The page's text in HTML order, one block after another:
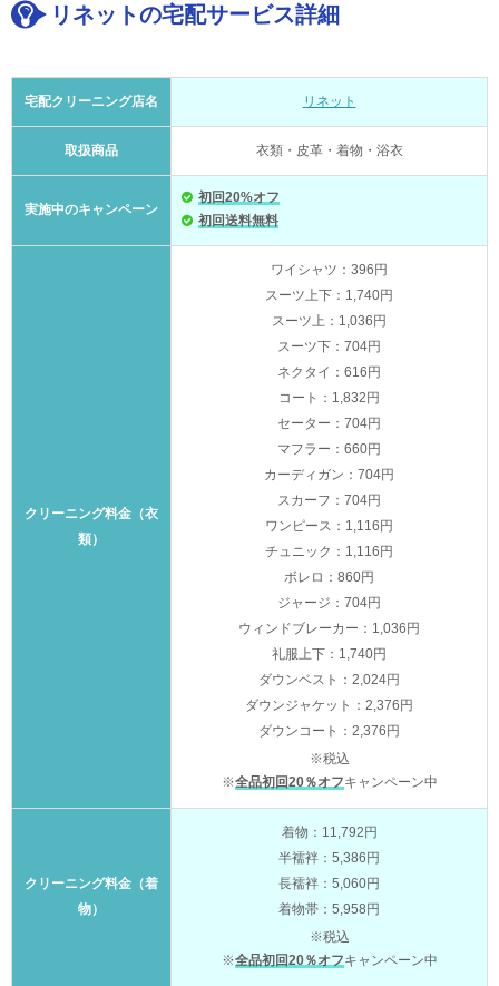
リネットの宅配サービス詳細
宅配クリーニング店名 リネット
取扱商品 衣類・皮革・着物・浴衣
実施中のキャンペーン
初回20%オフ
初回送料無料
クリーニング料金（衣
類）
ワイシャツ：396円
スーツ上下：1,740円
スーツ上：1,036円
スーツ下：704円
ネクタイ：616円
コート：1,832円
セーター：704円
マフラー：660円
カーディガン：704円
スカーフ：704円
ワンピース：1,116円
チュニック：1,116円
ボレロ：860円
ジャージ：704円
ウィンドブレーカー：1,036円
礼服上下：1,740円
ダウンベスト：2,024円
ダウンジャケット：2,376円
ダウンコート：2,376円
※税込
※全品初回20％オフキャンペーン中
クリーニング料金（着
物）
着物：11,792円
半襦袢：5,386円
長襦袢：5,060円
着物帯：5,958円
※税込
※全品初回20％オフキャンペーン中